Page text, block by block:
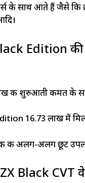
के साथ आते हैं जैसे कि
Edition
की शुरुआती कीमत के
₹16.73 लाख में
की अलग-अलग छूट
Black CVT